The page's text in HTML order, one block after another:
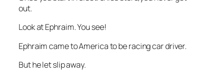
out.
Look at Ephraim. You see!
Ephraim came to America to be racing car driver.
But he let slip away.